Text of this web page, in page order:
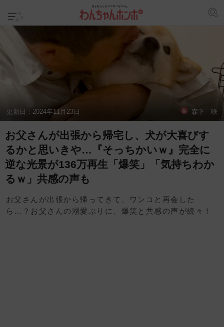
更新日： 2024年11月23日 森下 咲
お父さんが出張から帰宅し、犬が大喜びす
るかと思いきや…『そっちかいｗ』完全に
逆な光景が136万再生「爆笑」「気持ちわか
るｗ」共感の声も
お父さんが出張から帰ってきて、ワンコと再会した
ら…？お父さんの溺愛ぶりに、爆笑と共感の声が続々！